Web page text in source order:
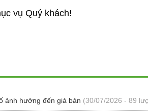
vụ Quý khách!
ảnh hưởng đến giá bán (30/07/2026 - 89